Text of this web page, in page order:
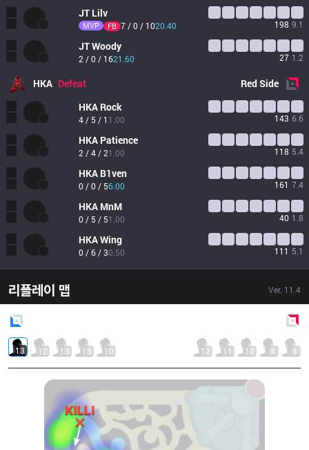
JT Lilv
MVP FB 7 / 0 / 1020.40 198 9.1
JTWoody
2 / 0 / 1621.60 27 1.2
HKA Defeat RedSide
HKA Rock
4 / 5 / 1 1.00 143 6.6
HKA Patience
2 / 4 / 21.00 118 5.4
HKA B1ven
0 / 0 / 56.00 161 7.4
HKA MnM
0 / 5 / 51.00 40 1.8
HKAWing
0 / 6 / 30.50 111 5.1
리플레이 맵 Ver. 11.4
13 12 13 13 10 12 11 12 9 9